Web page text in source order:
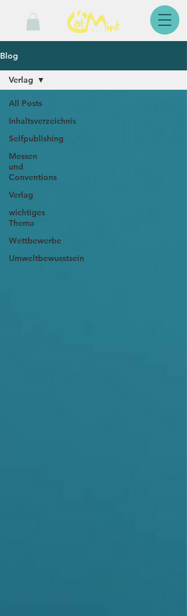
Blog
All Posts
Inhaltsverzeichnis
Selfpublishing
Messen
und
Conventions
Verlag
wichtiges
Thema
Wettbewerbe
Umweltbewusstsein
Verlag